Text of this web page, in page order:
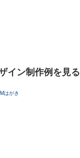
イン制作例を見る